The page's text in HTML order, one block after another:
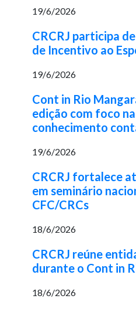
19/6/2026
CRCRJ participa
de Incentivo ao
19/6/2026
Cont in Rio
edição com foco
conhecimento
19/6/2026
CRCRJ fortalece
em seminário
CFC/CRCs
18/6/2026
CRCRJ reúne
durante o Cont in
18/6/2026